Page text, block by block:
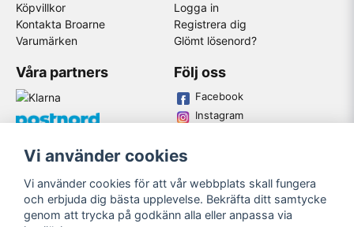
Köpvillkor
Kontakta Broarne
Varumärken
Logga in
Registrera dig
Glömt lösenord?
Våra partners Följ oss
Facebook
Instagram
© Copyright
Vi använder cookies
Vi använder cookies för att vår webbplats skall fungera
och erbjuda dig bästa upplevelse. Bekräfta ditt samtycke
genom att trycka på godkänn alla eller anpassa via